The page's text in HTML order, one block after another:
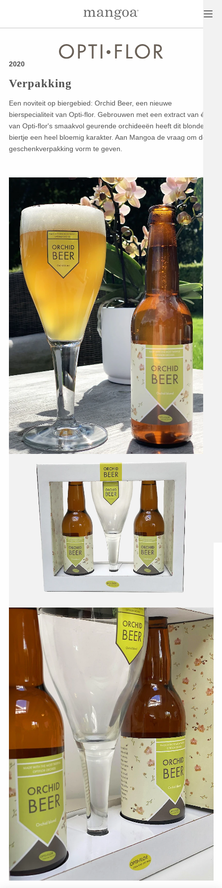
2020
Verpakking
Een noviteit op biergebied: Orchid Beer, een nieuwe
bierspecialiteit van Opti-flor. Gebrouwen met een extract van één
van Opti-flor's smaakvol geurende orchideeën heeft dit blonde
biertje een heel bloemig karakter. Aan Mangoa de vraag om de
geschenkverpakking vorm te geven.